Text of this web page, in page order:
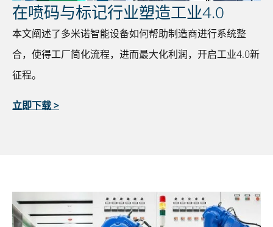
在喷码与标记行业塑造工业4.0
本文阐述了多米诺智能设备如何帮助制造商进行系统整
合，使得工厂简化流程，进而最大化利润，开启工业4.0新
征程。
立即下载 >